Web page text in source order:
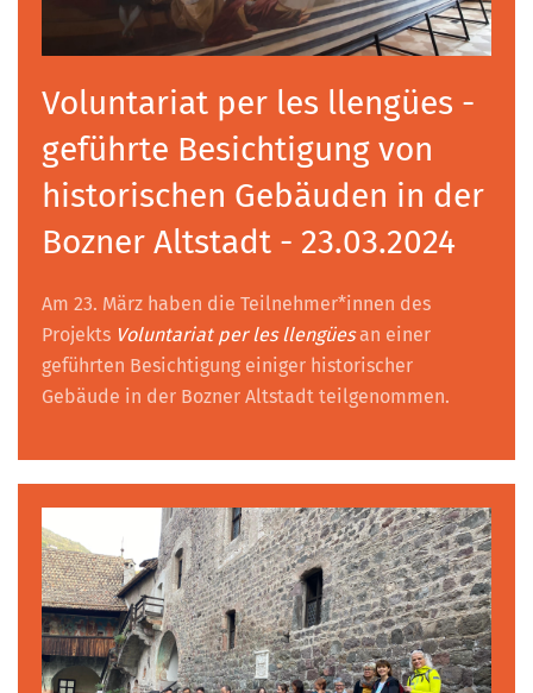
Voluntariat per les llengües -
geführte Besichtigung von
historischen Gebäuden in der
Bozner Altstadt - 23.03.2024
Am 23. März haben die Teilnehmer*innen des
Projekts Voluntariat per les llengüesan einer
geführten Besichtigung einiger historischer
Gebäude in der Bozner Altstadt teilgenommen.